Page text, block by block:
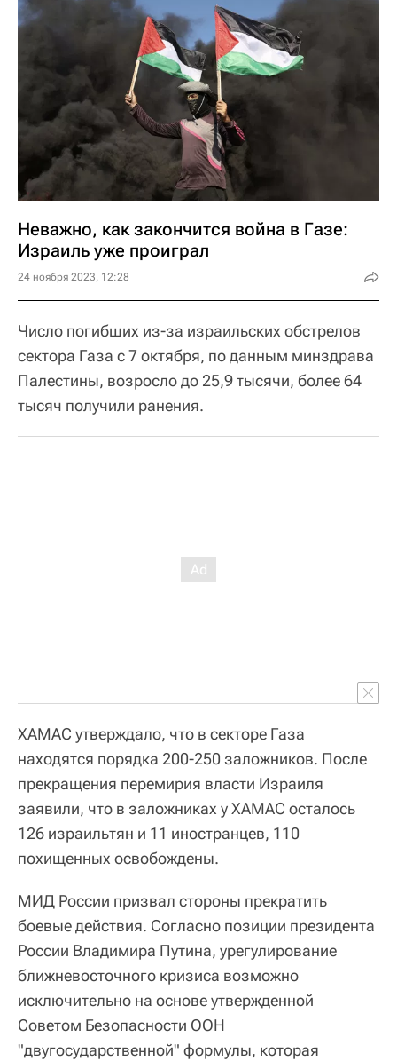
Неважно, как закончится война в Газе:
Израиль уже проиграл
24 ноября 2023, 12:28
Число погибших из-за израильских обстрелов
сектора Газа с 7 октября, по данным минздрава
Палестины, возросло до 25,9 тысячи, более 64
тысяч получили ранения.
ХАМАС утверждало, что в секторе Газа
находятся порядка 200-250 заложников. После
прекращения перемирия власти Израиля
заявили, что в заложниках у ХАМАС осталось
126 израильтян и 11 иностранцев, 110
похищенных освобождены.
МИД России призвал стороны прекратить
боевые действия. Согласно позиции президента
России Владимира Путина, урегулирование
ближневосточного кризиса возможно
исключительно на основе утвержденной
Советом Безопасности ООН
"двугосударственной" формулы, которая